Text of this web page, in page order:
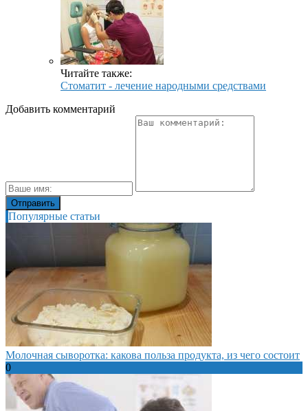
Читайте также:
Стоматит - лечение народными средствами
Добавить комментарий
Популярные статьи
Молочная сыворотка: какова польза продукта, из чего состоит
0